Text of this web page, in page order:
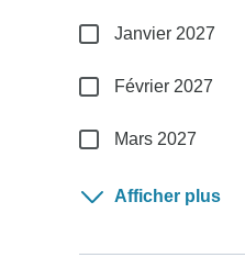
Janvier 2027
Février 2027
Mars 2027
Afficher plus